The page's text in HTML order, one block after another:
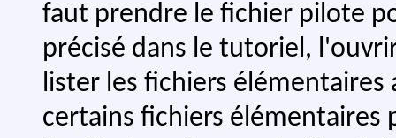
faut prendre le fichier pilote
précisé dans le tutoriel,
lister les fichiers élémentaires
certains fichiers élémentaires